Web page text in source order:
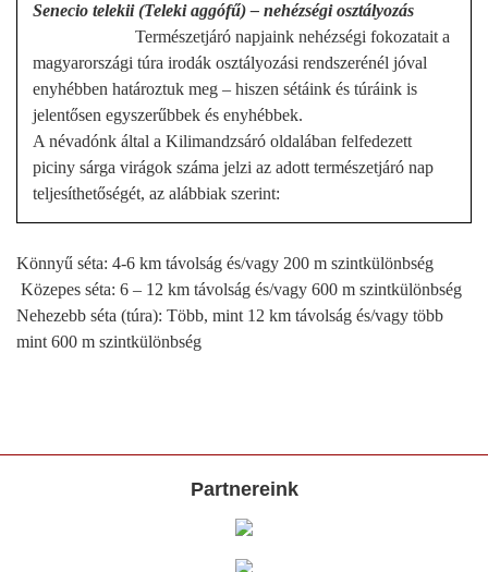
Senecio telekii (Teleki aggófű) – nehézségi osztályozás
Természetjáró napjaink nehézségi fokozatait a
magyarországi túra irodák osztályozási rendszerénél jóval
enyhébben határoztuk meg – hiszen sétáink és túráink is
jelentősen egyszerűbbek és enyhébbek.
A névadónk által a Kilimandzsáró oldalában felfedezett
piciny sárga virágok száma jelzi az adott természetjáró nap
teljesíthetőségét, az alábbiak szerint:
Könnyű séta: 4-6 km távolság és/vagy 200 m szintkülönbség
Közepes séta: 6 – 12 km távolság és/vagy 600 m szintkülönbség
Nehezebb séta (túra): Több, mint 12 km távolság és/vagy több
mint 600 m szintkülönbség
Partnereink